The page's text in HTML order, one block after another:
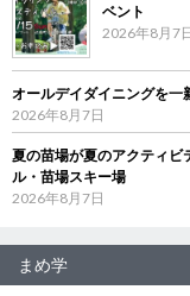
ベント
2026年8月7
オールデイダイニングを
2026年8月7日
夏の苗場が夏のアクティ
ル・苗場スキー場
2026年8月7日
まめ学